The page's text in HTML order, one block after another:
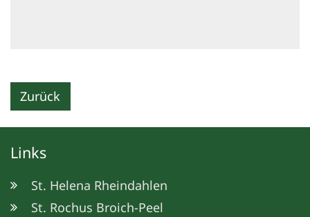
Zurück
Links
St. Helena Rheindahlen
St. Rochus Broich-Peel